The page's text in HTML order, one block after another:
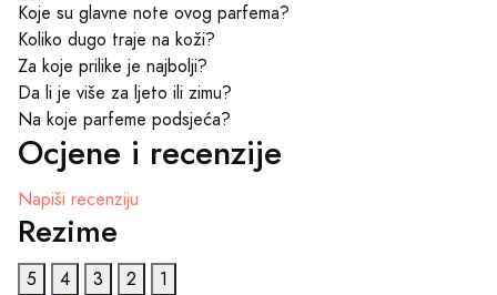
Koje su glavne note ovog parfema?
Koliko dugo traje na koži?
Za koje prilike je najbolji?
Da li je više za ljeto ili zimu?
Na koje parfeme podsjeća?
Ocjene i recenzije
Napiši recenziju
Rezime
5 4 3 2
1